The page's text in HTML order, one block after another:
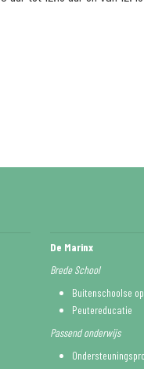
De Marinx
Brede School
Buitenschoolse
Peutereducatie
Passend onderwijs